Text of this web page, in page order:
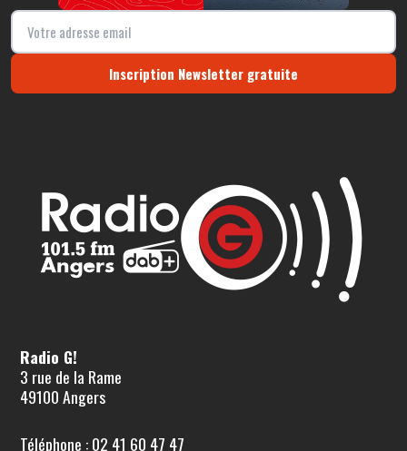
Inscription Newsletter gratuite
Radio G!
3 rue de la Rame
49100 Angers
Téléphone : 02 41 60 47 47